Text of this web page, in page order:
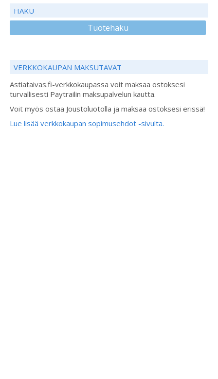
HAKU
Tuotehaku
VERKKOKAUPAN MAKSUTAVAT
Astiataivas.fi-verkkokaupassa voit maksaa ostoksesi
turvallisesti Paytrailin maksupalvelun kautta.
Voit myös ostaa Joustoluotolla ja maksaa ostoksesi erissä!
Lue lisää verkkokaupan sopimusehdot -sivulta.